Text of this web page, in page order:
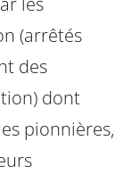
(arrêtés
des
dont
pionnières,